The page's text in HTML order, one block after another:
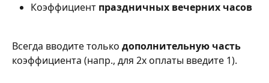
Коэффициент праздничных вечерних часов
Всегда вводите только дополнительную часть
коэффициента (напр., для 2x оплаты введите 1).